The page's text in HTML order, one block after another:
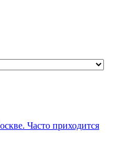
Часто приходится